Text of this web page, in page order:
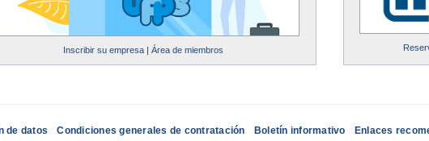
Inscribir su empresa |Área de miembros
de datos Condiciones generales de contratación Boletín informativo Enlaces